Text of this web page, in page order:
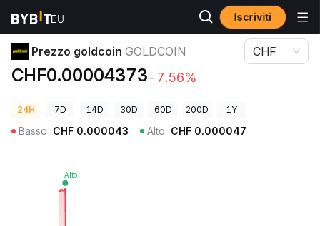
Iscriviti
Prezzi Crypto
Prezzo goldcoin GOLDCOIN
CHF0.00004373-7.56%
CHF
24H 7D 14D 30D 60D 200D 1Y
Basso CHF 0.000043 Alto CHF 0.000047